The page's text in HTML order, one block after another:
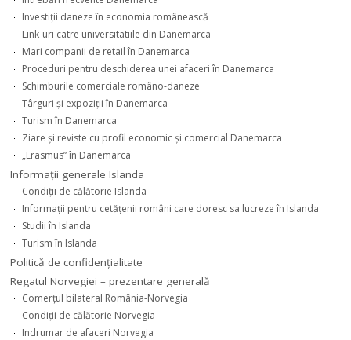
Investiţii daneze în economia românească
Link-uri catre universitatiile din Danemarca
Mari companii de retail în Danemarca
Proceduri pentru deschiderea unei afaceri în Danemarca
Schimburile comerciale româno-daneze
Târguri şi expoziţii în Danemarca
Turism în Danemarca
Ziare şi reviste cu profil economic şi comercial Danemarca
„Erasmus” în Danemarca
Informaţii generale Islanda
Condiţii de călătorie Islanda
Informaţii pentru cetăţenii români care doresc sa lucreze în Islanda
Studii în Islanda
Turism în Islanda
Politică de confidențialitate
Regatul Norvegiei – prezentare generală
Comerţul bilateral România-Norvegia
Condiții de călătorie Norvegia
Indrumar de afaceri Norvegia